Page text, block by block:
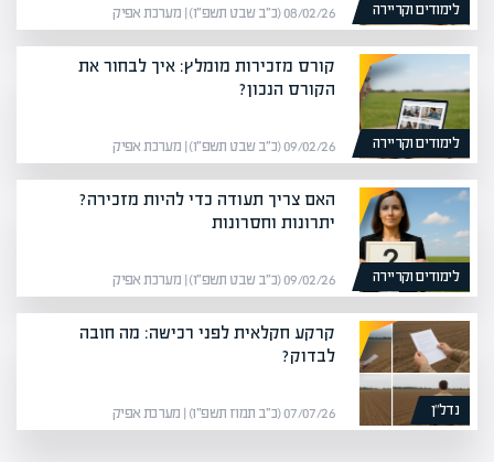
לימודים וקריירה 08/02/26 (כ״ב שבט תשפ״ו) | מערכת אפיק
לימודים וקריירה
קורס מזכירות מומלץ: איך לבחור את
הקורס הנכון?
09/02/26 (כ״ב שבט תשפ״ו) | מערכת אפיק
לימודים וקריירה
האם צריך תעודה כדי להיות מזכירה?
יתרונות וחסרונות
09/02/26 (כ״ב שבט תשפ״ו) | מערכת אפיק
נדל”ן
קרקע חקלאית לפני רכישה: מה חובה
לבדוק?
07/07/26 (כ״ב תמוז תשפ״ו) | מערכת אפיק